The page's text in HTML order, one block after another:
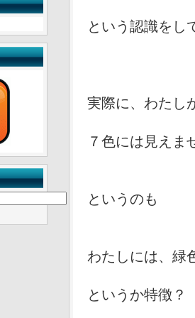
という認識をし
実際に、わたし
７色には見えま
というのも
わたしには、緑
というか特徴？